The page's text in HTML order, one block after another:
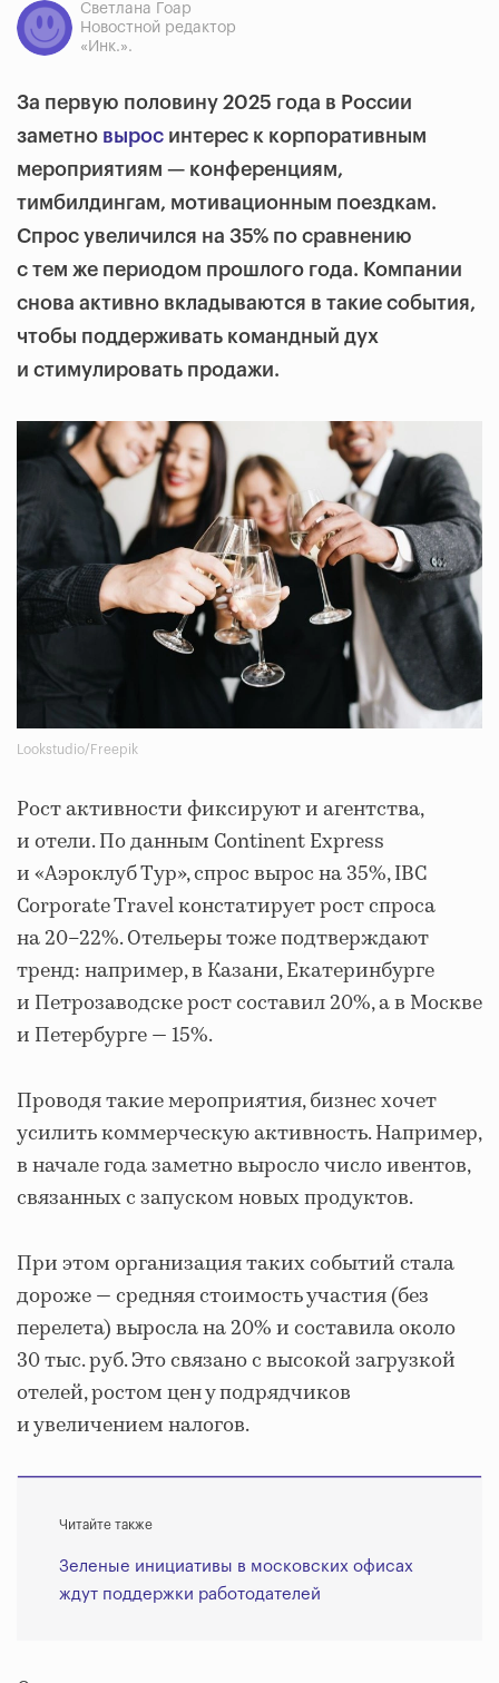
Светлана Гоар
Новостной редактор
«Инк.».
За первую половину 2025 года в России
заметно вырос интерес к корпоративным
мероприятиям — конференциям,
тимбилдингам, мотивационным поездкам.
Спрос увеличился на 35% по сравнению
с тем же периодом прошлого года. Компании
снова активно вкладываются в такие события,
чтобы поддерживать командный дух
и стимулировать продажи.
Lookstudio/Freepik
Рост активности фиксируют и агентства,
и отели. По данным Continent Express
и «Аэроклуб Тур», спрос вырос на 35%, IBC
Corporate Travel констатирует рост спроса
на 20–22%. Отельеры тоже подтверждают
тренд: например, в Казани, Екатеринбурге
и Петрозаводске рост составил 20%, а в Москве
и Петербурге — 15%.
Проводя такие мероприятия, бизнес хочет
усилить коммерческую активность. Например,
в начале года заметно выросло число ивентов,
связанных с запуском новых продуктов.
При этом организация таких событий стала
дороже — средняя стоимость участия (без
перелета) выросла на 20% и составила около
30 тыс. руб. Это связано с высокой загрузкой
отелей, ростом цен у подрядчиков
и увеличением налогов.
Читайте также
Зеленые инициативы в московских офисах
ждут поддержки работодателей